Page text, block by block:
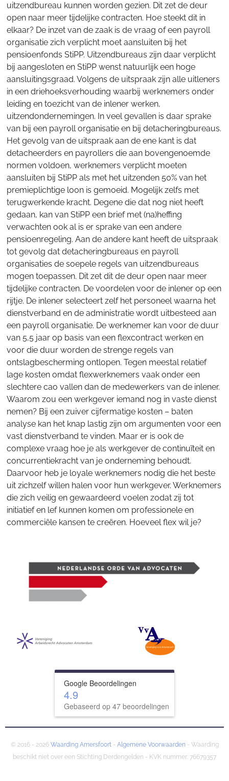
uitzendbureau kunnen worden gezien. Dit zet de deur
open naar meer tijdelijke contracten. Hoe steekt dit in
elkaar? De inzet van de zaak is de vraag of een payroll
organisatie zich verplicht moet aansluiten bij het
pensioenfonds StiPP. Uitzendbureaus zijn daar verplicht
bij aangesloten en StiPP wenst natuurlijk een hoge
aansluitingsgraad. Volgens de uitspraak zijn alle uitleners
in een driehoeksverhouding waarbij werknemers onder
leiding en toezicht van de inlener werken,
uitzendondernemingen. In veel gevallen is daar sprake
van bij een payroll organisatie en bij detacheringbureaus.
Het gevolg van de uitspraak aan de ene kant is dat
detacheerders en payrollers die aan bovengenoemde
normen voldoen, werknemers verplicht moeten
aansluiten bij StiPP als met het uitzenden 50% van het
premieplichtige loon is gemoeid. Mogelijk zelfs met
terugwerkende kracht. Degene die dat nog niet heeft
gedaan, kan van StiPP een brief met (na)heffing
verwachten ook al is er sprake van een andere
pensioenregeling. Aan de andere kant heeft de uitspraak
tot gevolg dat detacheringbureaus en payroll
organisaties de soepele regels van uitzendbureaus
mogen toepassen. Dit zet dit de deur open naar meer
tijdelijke contracten. De voordelen voor de inlener op een
rijtje. De inlener selecteert zelf het personeel waarna het
dienstverband en de administratie wordt uitbesteed aan
een payroll organisatie. De werknemer kan voor de duur
van 5,5 jaar op basis van een flexcontract werken en
voor die duur worden de strenge regels van
ontslagbescherming ontlopen. Tegen meestal relatief
lage kosten omdat flexwerknemers vaak onder een
slechtere cao vallen dan de medewerkers van de inlener.
Waarom zou een werkgever iemand nog in vaste dienst
nemen? Bij een zuiver cijfermatige kosten – baten
analyse kan het knap lastig zijn om argumenten voor een
vast dienstverband te vinden. Maar er is ook de
complexe vraag hoe je als werkgever de continuïteit en
concurrentiekracht van je onderneming behoudt.
Daarvoor heb je loyale werknemers nodig die het beste
uit zichzelf willen halen voor hun werkgever. Werknemers
die zich veilig en gewaardeerd voelen zodat zij tot
initiatief en lef kunnen komen om professionele en
commerciële kansen te creëren. Hoeveel flex wil je?
Google Beoordelingen
4.9
Gebaseerd op 47 beoordelingen
© 2016 - 2026 Waarding Amersfoort- Algemene Voorwaarden - Waarding
beschikt niet over een Stichting Derdengelden - KVK nummer: 76679357